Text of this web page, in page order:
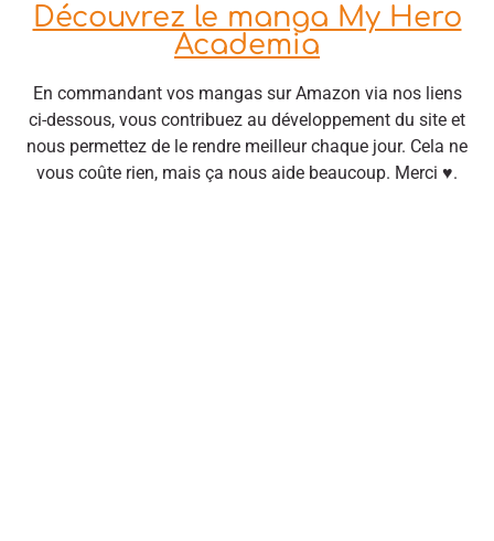
Découvrez le manga My Hero
Academia
En commandant vos mangas sur Amazon via nos liens
ci-dessous, vous contribuez au développement du site et
nous permettez de le rendre meilleur chaque jour. Cela ne
vous coûte rien, mais ça nous aide beaucoup. Merci ♥.